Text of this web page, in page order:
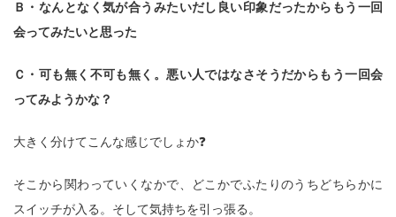
Ｂ・なんとなく気が合うみたいだし良い印象だったからもう一回
会ってみたいと思った
Ｃ・可も無く不可も無く。悪い人ではなさそうだからもう一回会
ってみようかな？
大きく分けてこんな感じでしょか❓
そこから関わっていくなかで、どこかでふたりのうちどちらかに
スイッチが入る。そして気持ちを引っ張る。